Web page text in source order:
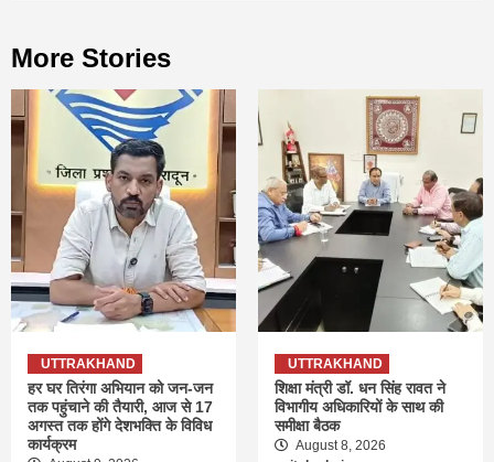
More Stories
UTTRAKHAND
हर घर तिरंगा अभियान को जन-जन
तक पहुंचाने की तैयारी, आज से 17
अगस्त तक होंगे देशभक्ति के विविध
कार्यक्रम
UTTRAKHAND
शिक्षा मंत्री डॉ. धन सिंह रावत ने
विभागीय अधिकारियों के साथ की
समीक्षा बैठक
August 8, 2026